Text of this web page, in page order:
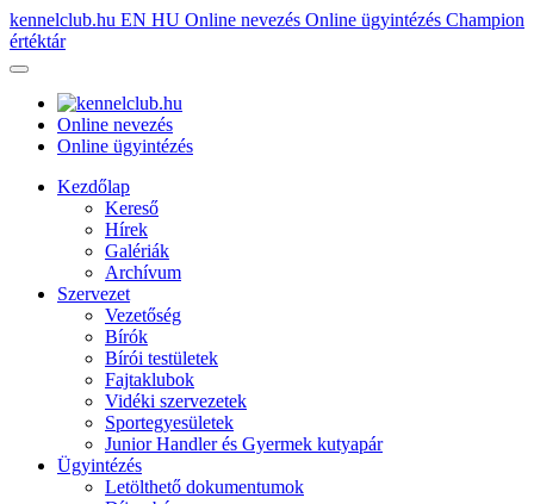
kennelclub.hu EN HU Online nevezés Online ügyintézés Champion
értéktár
Online nevezés
Online ügyintézés
Kezdőlap
Kereső
Hírek
Galériák
Archívum
Szervezet
Vezetőség
Bírók
Bírói testületek
Fajtaklubok
Vidéki szervezetek
Sportegyesületek
Junior Handler és Gyermek kutyapár
Ügyintézés
Letölthető dokumentumok